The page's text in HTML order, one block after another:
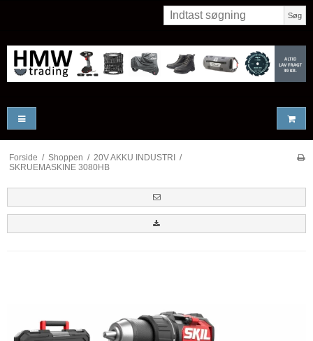
Søg
Forside / Shoppen / 20V AKKU INDUSTRI /
SKRUEMASKINE 3080HB